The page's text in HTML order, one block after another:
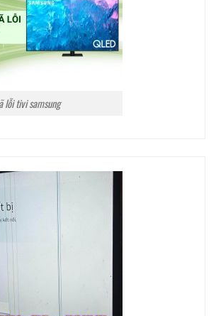
lỗi tivi samsung